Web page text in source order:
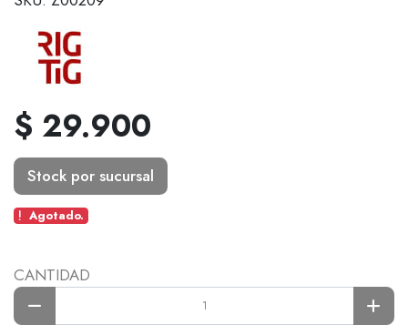
$ 29.900
Stock por sucursal
Agotado.
CANTIDAD